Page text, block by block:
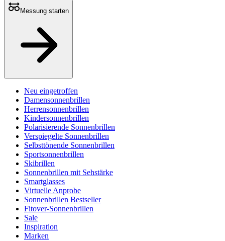
Messung starten
Neu eingetroffen
Damensonnenbrillen
Herrensonnenbrillen
Kindersonnenbrillen
Polarisierende Sonnenbrillen
Verspiegelte Sonnenbrillen
Selbsttönende Sonnenbrillen
Sportsonnenbrillen
Skibrillen
Sonnenbrillen mit Sehstärke
Smartglasses
Virtuelle Anprobe
Sonnenbrillen Bestseller
Fitover-Sonnenbrillen
Sale
Inspiration
Marken